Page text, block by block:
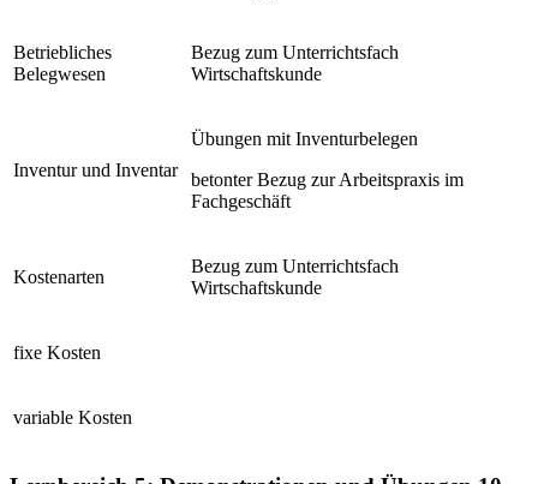
Betriebliches
Belegwesen
Bezug zum Unterrichtsfach
Wirtschaftskunde
Inventur und Inventar
Übungen mit Inventurbelegen
betonter Bezug zur Arbeitspraxis im
Fachgeschäft
Kostenarten
Bezug zum Unterrichtsfach
Wirtschaftskunde
fixe Kosten
variable Kosten